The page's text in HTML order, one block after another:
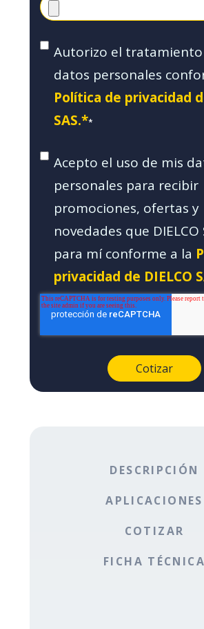
Autorizo el tratamiento
datos personales
Política de privacidad
SAS.**
Acepto el uso de mis
personales para recibir
promociones, ofertas y
novedades que DIELCO
para mí conforme a la
privacidad de DIELCO
DESCRIPCIÓN
APLICACIONES
COTIZAR
FICHA TÉCNICA